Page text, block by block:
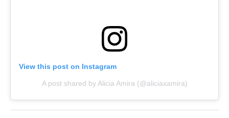
View this post on Instagram
A post shared by Alicia Amira (@aliciaxamira)